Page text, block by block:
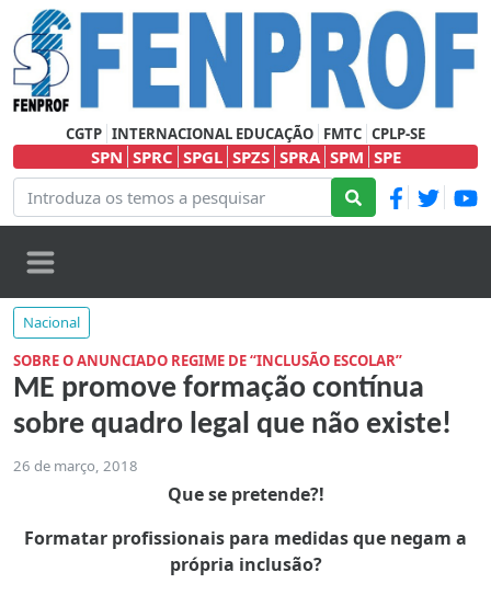
CGTP INTERNACIONAL EDUCAÇÃO FMTC CPLP-SE
SPN SPRC SPGL SPZS SPRA SPM SPE
Nacional
SOBRE O ANUNCIADO REGIME DE “INCLUSÃO ESCOLAR”
ME promove formação contínua
sobre quadro legal que não existe!
26 de março, 2018
Que se pretende?!
Formatar profissionais para medidas que negam a
própria inclusão?